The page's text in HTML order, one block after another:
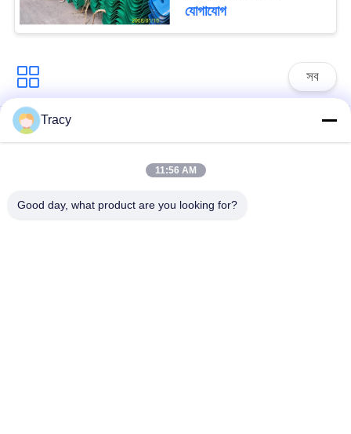
যোগাযোগ
সব
ছাদ রোল গঠন মেশিন
মেশিন
Tracy
11:56 AM
Good day, what product are you looking for?